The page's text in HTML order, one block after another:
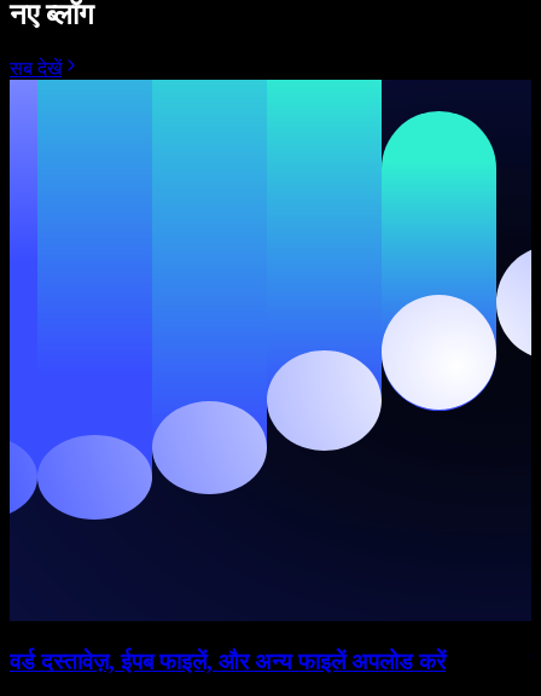
नए ब्लॉग
सब देखें
वर्ड दस्तावेज़, ईपब फाइलें, और अन्य फाइलें अपलोड करें